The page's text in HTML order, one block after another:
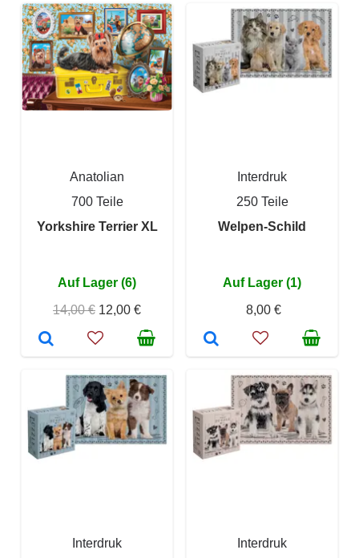
Anatolian
700 Teile
Yorkshire Terrier XL
Auf Lager (6)
14,00 € 12,00 €
Interdruk
250 Teile
Welpen-Schild
Auf Lager (1)
8,00 €
Interdruk
Interdruk